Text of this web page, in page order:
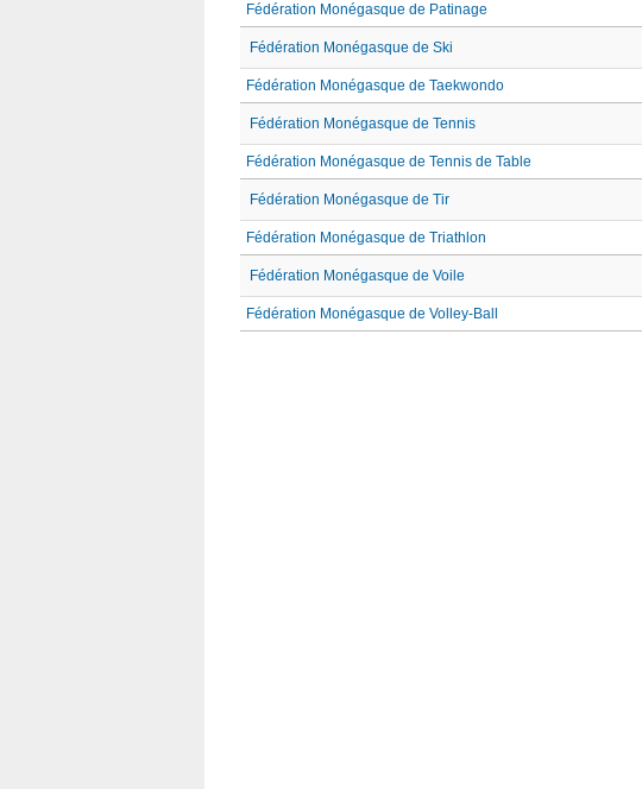
Fédération Monégasque de Patinage
Fédération Monégasque de Ski
Fédération Monégasque de Taekwondo
Fédération Monégasque de Tennis
Fédération Monégasque de Tennis de Table
Fédération Monégasque de Tir
Fédération Monégasque de Triathlon
Fédération Monégasque de Voile
Fédération Monégasque de Volley-Ball